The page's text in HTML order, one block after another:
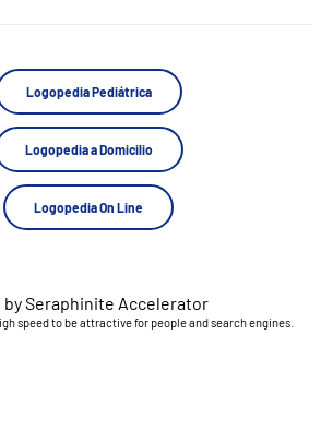
Logopedia Pediátrica
Logopedia a Domicilio
Logopedia On Line
by Seraphinite Accelerator
speed to be attractive for people and search engines.